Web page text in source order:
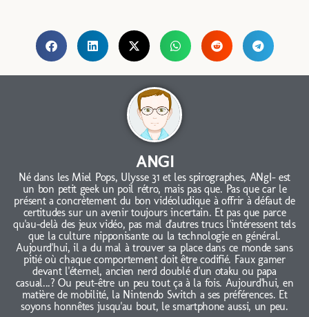
ANGI
Né dans les Miel Pops, Ulysse 31 et les spirographes, ANgI- est
un bon petit geek un poil rétro, mais pas que. Pas que car le
présent a concrètement du bon vidéoludique à offrir à défaut de
certitudes sur un avenir toujours incertain. Et pas que parce
qu'au-delà des jeux vidéo, pas mal d'autres trucs l'intéressent tels
que la culture nipponisante ou la technologie en général.
Aujourd'hui, il a du mal à trouver sa place dans ce monde sans
pitié où chaque comportement doit être codifié. Faux gamer
devant l'éternel, ancien nerd doublé d'un otaku ou papa
casual...? Ou peut-être un peu tout ça à la fois. Aujourd'hui, en
matière de mobilité, la Nintendo Switch a ses préférences. Et
soyons honnêtes jusqu'au bout, le smartphone aussi, un peu.